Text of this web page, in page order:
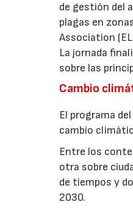
de gestión del
plagas en
Association
La jornada
sobre las
Cambio
El programa
cambio
Entre los
otra sobre
de tiempos y
2030.